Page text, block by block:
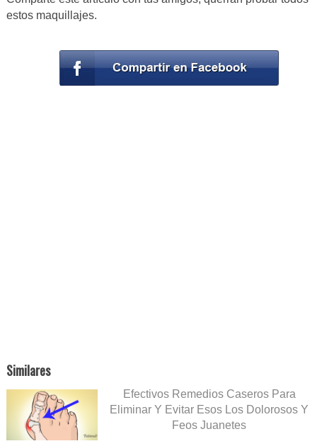
estos maquillajes.
Similares
Efectivos Remedios Caseros Para
Eliminar Y Evitar Esos Los Dolorosos Y
Feos Juanetes